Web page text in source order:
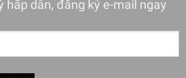
trực quan được in ngay trên hộp
biệt có tới 30 cấp độ khác nhau
hấp dẫn, đăng ký e-mail ngay